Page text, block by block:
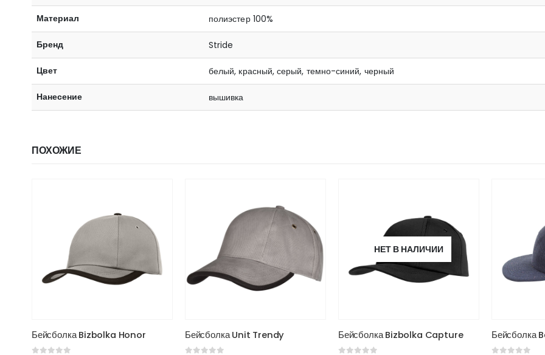
Материал полиэстер 100%
Бренд Stride
Цвет белый, красный, серый, темно-синий, черный
Нанесение вышивка
ПОХОЖИЕ
Бейсболка Bizbolka Honor
Бейсболка Unit Trendy
НЕТ В НАЛИЧИИ
Бейсболка Bizbolka Capture
Бейсболка